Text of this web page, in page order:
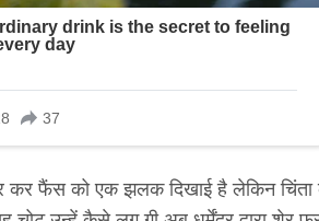
कर फैंस को एक झलक दिखाई है लेकिन